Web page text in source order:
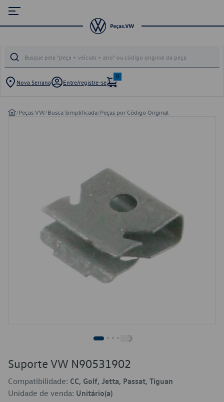
Nova Serrana Entre/registre-se
0
/Peças VW/Busca Simplificada/Peças por Código Original
Suporte VW N90531902
Compatibilidade: CC, Golf, Jetta, Passat, Tiguan
Unidade de venda: Unitário(a)